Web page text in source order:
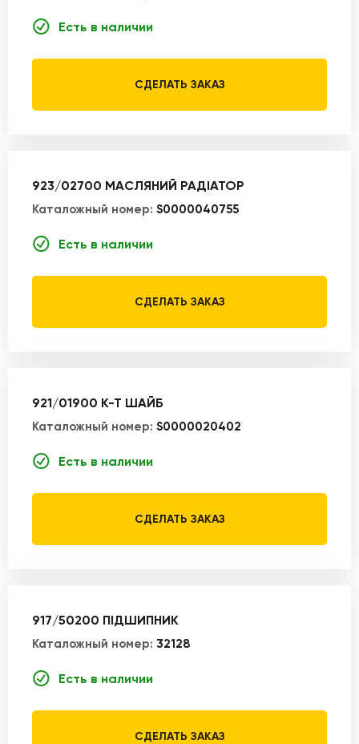
Есть в наличии
СДЕЛАТЬ ЗАКАЗ
923/02700 МАСЛЯНИЙ РАДІАТОР
Каталожный номер: S0000040755
Есть в наличии
СДЕЛАТЬ ЗАКАЗ
921/01900 К-Т ШАЙБ
Каталожный номер: S0000020402
Есть в наличии
СДЕЛАТЬ ЗАКАЗ
917/50200 ПІДШИПНИК
Каталожный номер: 32128
Есть в наличии
СДЕЛАТЬ ЗАКАЗ